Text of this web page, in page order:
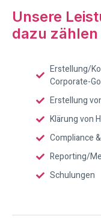
Unsere
dazu
Erstellung/
Corporate-
Erstellung
Klärung von
Compliance
Reporting/
Schulungen